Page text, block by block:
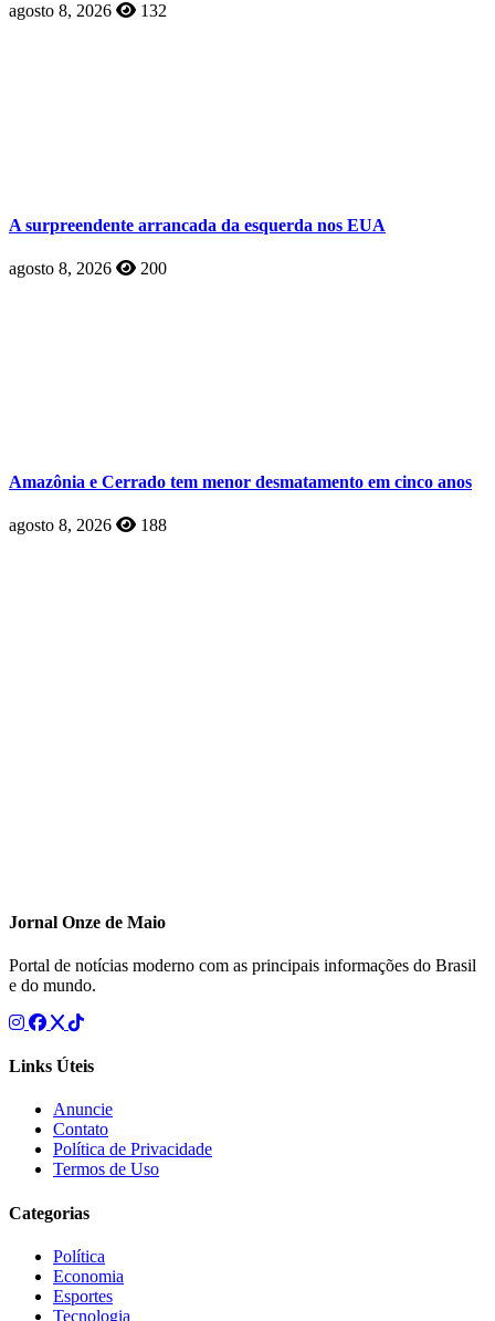
agosto 8, 2026 132
A surpreendente arrancada da esquerda nos EUA
agosto 8, 2026 200
Amazônia e Cerrado tem menor desmatamento em cinco anos
agosto 8, 2026 188
Jornal Onze de Maio
Portal de notícias moderno com as principais informações do Brasil
e do mundo.
Links Úteis
Anuncie
Contato
Política de Privacidade
Termos de Uso
Categorias
Política
Economia
Esportes
Tecnologia